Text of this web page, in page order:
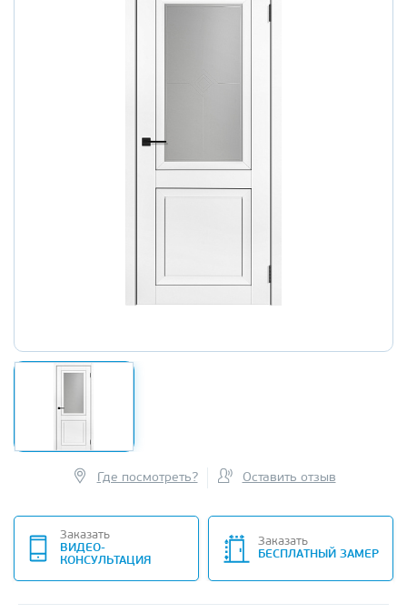
Где посмотреть? Оставить отзыв
Заказать
ВИДЕО-
КОНСУЛЬТАЦИЯ
Заказать
БЕСПЛАТНЫЙ ЗАМЕР